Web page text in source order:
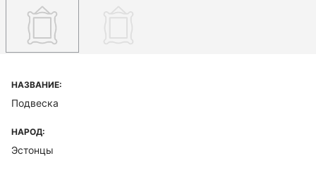
НАЗВАНИЕ:
Подвеска
НАРОД:
Эстонцы